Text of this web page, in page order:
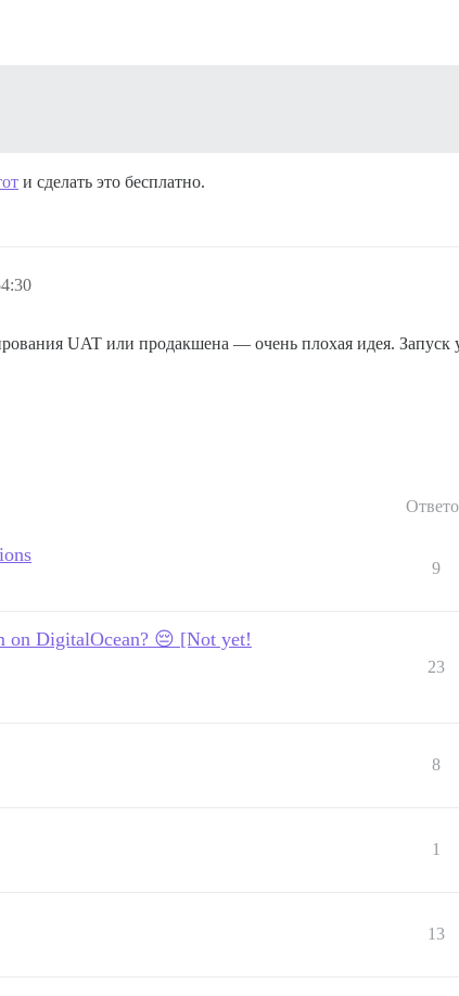
и сделать это бесплатно.
UAT или продакшена — очень плохая идея. Запуск
9
on DigitalOcean? 😔 [Not yet!
23
8
1
13